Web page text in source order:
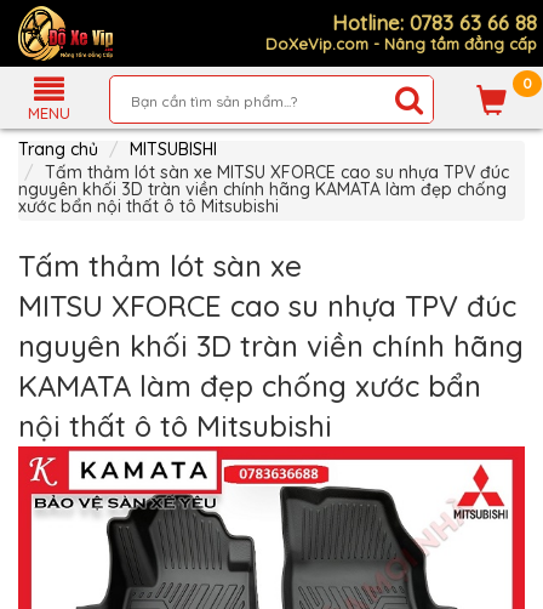
Hotline: 0783 63 66 88
DoXeVip.com - Nâng tầm đẳng cấp
MENU
0
Giới
Thiệu
Sản
Phẩm
Hướng
Mua
Hàng
Chính
Thanh
Toán
Tin
Xe
Mới
Liên
hệ
Trang chủ
MITSUBISHI
Tấm thảm lót sàn xe MITSU XFORCE cao su nhựa TPV đúc
nguyên khối 3D tràn viền chính hãng KAMATA làm đẹp chống
xước bẩn nội thất ô tô Mitsubishi
Tấm thảm lót sàn xe
MITSU XFORCE cao su nhựa TPV đúc
nguyên khối 3D tràn viền chính hãng
KAMATA làm đẹp chống xước bẩn
nội thất ô tô Mitsubishi